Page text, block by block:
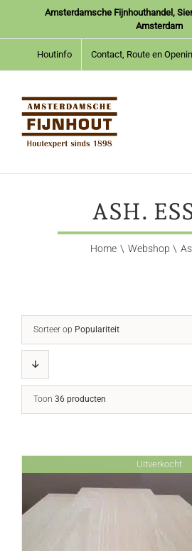
inhoud
Amsterdamsche Fijnhouthandel,
Amsterdam
Houtinfo Contact, Route en
ASH.
Home Webshop
Sorteer op Populariteit
Toon 36 producten
Uitverkocht